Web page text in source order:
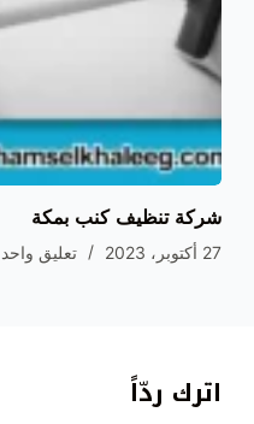
شركة تنظيف كنب بمكة
27 أكتوبر، 2023 تعليق واحد
اترك ردّاً